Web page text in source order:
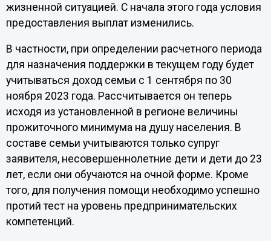
жизненной ситуацией. С начала этого года условия
предоставления выплат изменились.
В частности, при определении расчетного периода
для назначения поддержки в текущем году будет
учитываться доход семьи с 1 сентября по 30
ноября 2023 года. Рассчитывается он теперь
исходя из установленной в регионе величины
прожиточного минимума на душу населения. В
составе семьи учитываются только супруг
заявителя, несовершеннолетние дети и дети до 23
лет, если они обучаются на очной форме. Кроме
того, для получения помощи необходимо успешно
протий тест на уровень предпринимательских
компетенций.